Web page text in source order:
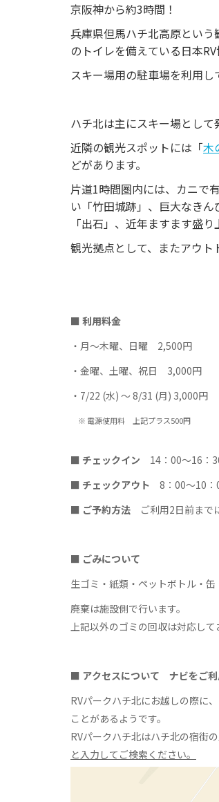
京阪神から約3時間！
兵庫県但馬ハチ北高原とい
のトイレを備えている日本RV
スキー場用の駐車場を利用し
ハチ北は主にスキー場とし
近隣の観光スポットには「木
どがあります。
片道1時間圏内には、カニで
い「竹田城跡」、巨大なき
「出石」、近年ますます盛
観光拠点として、またアウト
■ 利用料金
・月〜木曜、日曜 2,500円
・金曜、土曜、祝日 3,000円
・7/22 (水) 〜 8/31 (月) 3,000円
※ 電源使用料 上記プラス500円
■ チェックイン 14：00〜16：
■ チェックアウト 8：00〜10：
■ ご予約方法 ご利用2日前まで
■ ごみについて
生ゴミ・紙類・ペットボトル・缶
廃棄は施設側で行います。
上記以外のゴミの回収は対応して
■ アクセスについて ナビをご利
RVパークハチ北にお越しの際に
ことがあるようです。
RVパークハチ北はハチ北の宿街
と入力してご検索ください。